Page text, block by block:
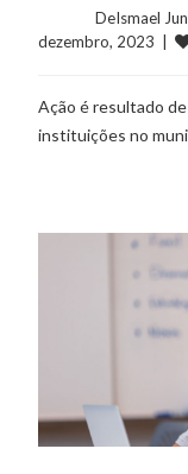
DeIsmael
dezembro, 2023  |
Ação é resultado
instituições no